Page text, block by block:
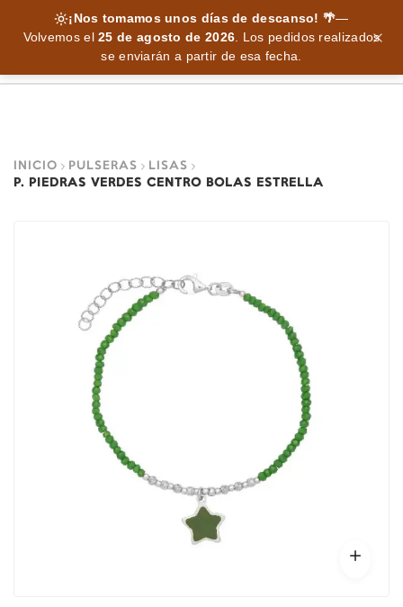
¡Nos tomamos unos días de descanso! 🌴—
Volvemos el25 de agosto de 2026. Los pedidos realizados
se enviarán a partir de esa fecha.
INICIO PULSERAS
LISAS
P. PIEDRAS VERDES CENTRO BOLAS ESTRELLA